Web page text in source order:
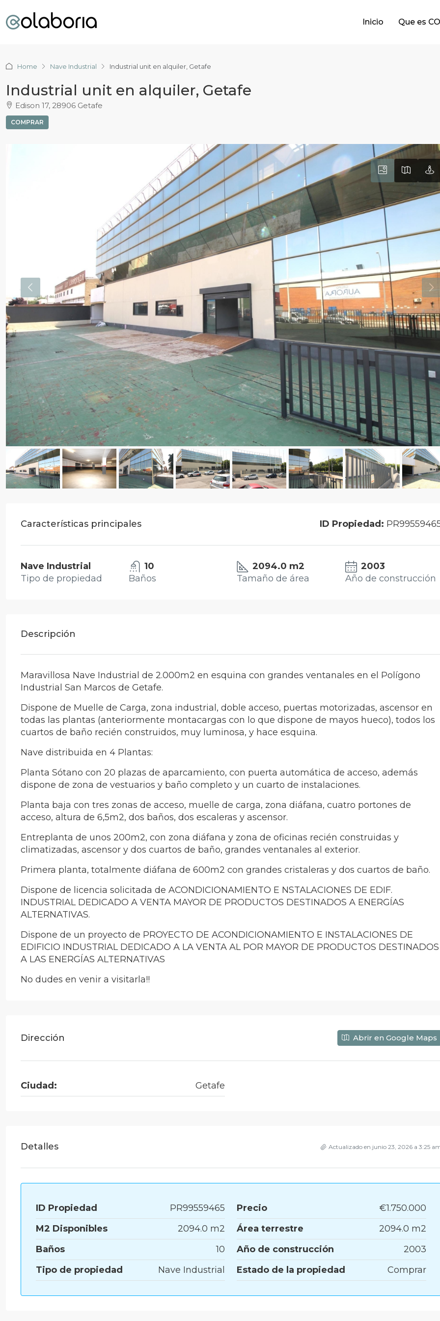
Inicio Que es
Home Nave Industrial Industrial unit en alquiler, Getafe
Industrial unit en alquiler, Getafe
Edison 17, 28906 Getafe
COMPRAR
Características principales ID Propiedad:
Nave Industrial
Tipo de propiedad
10
Baños
2094.0 m2
Tamaño de área
2003
Año de construcción
Descripción
Maravillosa Nave Industrial de 2.000m2 en esquina con grandes ventanales en el Polígono
Industrial San Marcos de Getafe.
Dispone de Muelle de Carga, zona industrial, doble acceso, puertas motorizadas, ascensor en
todas las plantas (anteriormente montacargas con lo que dispone de mayos hueco), todos los
cuartos de baño recién construidos, muy luminosa, y hace esquina.
Nave distribuida en 4 Plantas:
Planta Sótano con 20 plazas de aparcamiento, con puerta automática de acceso, además
dispone de zona de vestuarios y baño completo y un cuarto de instalaciones.
Planta baja con tres zonas de acceso, muelle de carga, zona diáfana, cuatro portones de
acceso, altura de 6,5m2, dos baños, dos escaleras y ascensor.
Entreplanta de unos 200m2, con zona diáfana y zona de oficinas recién construidas y
climatizadas, ascensor y dos cuartos de baño, grandes ventanales al exterior.
Primera planta, totalmente diáfana de 600m2 con grandes cristaleras y dos cuartos de baño.
Dispone de licencia solicitada de ACONDICIONAMIENTO E NSTALACIONES DE EDIF.
INDUSTRIAL DEDICADO A VENTA MAYOR DE PRODUCTOS DESTINADOS A ENERGÍAS
ALTERNATIVAS.
Dispone de un proyecto de PROYECTO DE ACONDICIONAMIENTO E INSTALACIONES DE
EDIFICIO INDUSTRIAL DEDICADO A LA VENTA AL POR MAYOR DE PRODUCTOS DESTINADOS
A LAS ENERGÍAS ALTERNATIVAS
No dudes en venir a visitarla!!
Dirección Abrir en Google Maps
Ciudad: Getafe
Detalles Actualizado en junio 23, 2026 a 3:25
ID Propiedad PR99559465 Precio
€1.750.000
M2 Disponibles
2094.0 m2 Área terrestre
2094.0 m2
Baños
10 Año de construcción
2003
Tipo de propiedad
Nave Industrial Estado de la propiedad Comprar